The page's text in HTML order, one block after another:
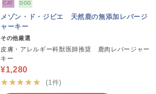
CAT DOG
メゾン・ド・ジビエ 天然鹿の無添加レバージ
ャーキー
その他厳選
皮膚・アレルギー科獣医師推奨 鹿肉レバージャー
キー
¥1,280
★★★★★
(1件)